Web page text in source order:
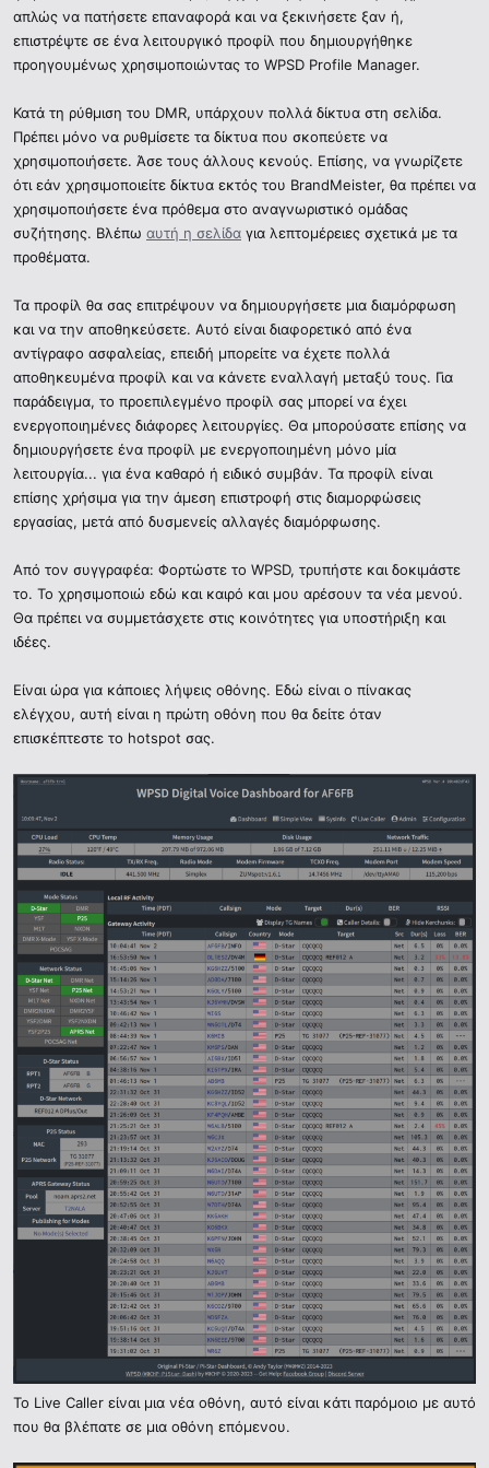
απλώς να πατήσετε επαναφορά και να ξεκινήσετε ξαν ή,
επιστρέψτε σε ένα λειτουργικό προφίλ που δημιουργήθηκε
προηγουμένως χρησιμοποιώντας το WPSD Profile Manager.
Κατά τη ρύθμιση του DMR, υπάρχουν πολλά δίκτυα στη σελίδα.
Πρέπει μόνο να ρυθμίσετε τα δίκτυα που σκοπεύετε να
χρησιμοποιήσετε. Άσε τους άλλους κενούς. Επίσης, να γνωρίζετε
ότι εάν χρησιμοποιείτε δίκτυα εκτός του BrandMeister, θα πρέπει να
χρησιμοποιήσετε ένα πρόθεμα στο αναγνωριστικό ομάδας
συζήτησης. Βλέπω αυτή η σελίδα για λεπτομέρειες σχετικά με τα
προθέματα.
Τα προφίλ θα σας επιτρέψουν να δημιουργήσετε μια διαμόρφωση
και να την αποθηκεύσετε. Αυτό είναι διαφορετικό από ένα
αντίγραφο ασφαλείας, επειδή μπορείτε να έχετε πολλά
αποθηκευμένα προφίλ και να κάνετε εναλλαγή μεταξύ τους. Για
παράδειγμα, το προεπιλεγμένο προφίλ σας μπορεί να έχει
ενεργοποιημένες διάφορες λειτουργίες. Θα μπορούσατε επίσης να
δημιουργήσετε ένα προφίλ με ενεργοποιημένη μόνο μία
λειτουργία... για ένα καθαρό ή ειδικό συμβάν. Τα προφίλ είναι
επίσης χρήσιμα για την άμεση επιστροφή στις διαμορφώσεις
εργασίας, μετά από δυσμενείς αλλαγές διαμόρφωσης.
Από τον συγγραφέα: Φορτώστε το WPSD, τρυπήστε και δοκιμάστε
το. Το χρησιμοποιώ εδώ και καιρό και μου αρέσουν τα νέα μενού.
Θα πρέπει να συμμετάσχετε στις κοινότητες για υποστήριξη και
ιδέες.
Είναι ώρα για κάποιες λήψεις οθόνης. Εδώ είναι ο πίνακας
ελέγχου, αυτή είναι η πρώτη οθόνη που θα δείτε όταν
επισκέπτεστε το hotspot σας.
Το Live Caller είναι μια νέα οθόνη, αυτό είναι κάτι παρόμοιο με αυτό
που θα βλέπατε σε μια οθόνη επόμενου.